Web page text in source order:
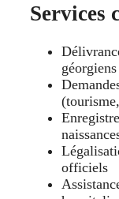
Services
géorgiens
officiels